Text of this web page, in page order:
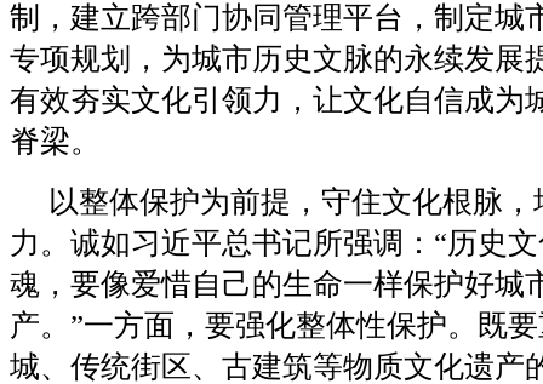
制，建立跨部门协同管理平台，制定城
专项规划，为城市历史文脉的永续发展
有效夯实文化引领力，让文化自信成为
脊梁。
以整体保护为前提，守住文化根脉
力。诚如习近平总书记所强调：“历史
魂，要像爱惜自己的生命一样保护好城
产。”一方面，要强化整体性保护。既
城、传统街区、古建筑等物质文化遗产